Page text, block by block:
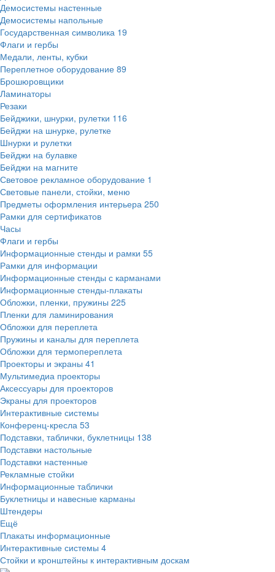
Демосистемы настенные
Демосистемы напольные
Государственная символика 19
Флаги и гербы
Медали, ленты, кубки
Переплетное оборудование 89
Брошюровщики
Ламинаторы
Резаки
Бейджики, шнурки, рулетки 116
Бейджи на шнурке, рулетке
Шнурки и рулетки
Бейджи на булавке
Бейджи на магните
Световое рекламное оборудование 1
Световые панели, стойки, меню
Предметы оформления интерьера 250
Рамки для сертификатов
Часы
Флаги и гербы
Информационные стенды и рамки 55
Рамки для информации
Информационные стенды с карманами
Информационные стенды-плакаты
Обложки, пленки, пружины 225
Пленки для ламинирования
Обложки для переплета
Пружины и каналы для переплета
Обложки для термопереплета
Проекторы и экраны 41
Мультимедиа проекторы
Аксессуары для проекторов
Экраны для проекторов
Интерактивные системы
Конференц-кресла 53
Подставки, таблички, буклетницы 138
Подставки настольные
Подставки настенные
Рекламные стойки
Информационные таблички
Буклетницы и навесные карманы
Штендеры
Ещё
Плакаты информационные
Интерактивные системы 4
Стойки и кронштейны к интерактивным доскам